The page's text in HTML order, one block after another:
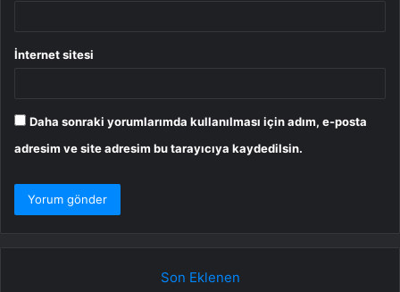
İnternet sitesi
Daha sonraki yorumlarımda kullanılması için adım, e-posta
adresim ve site adresim bu tarayıcıya kaydedilsin.
Son Eklenen